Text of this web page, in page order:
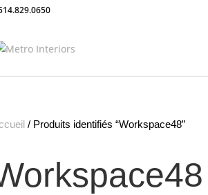
/ Produits identifiés “Workspace48”